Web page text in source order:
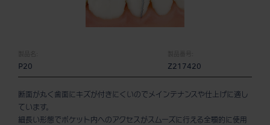
製品名:
P20
製品番号:
Z217420
断面が丸く歯面にキズが付きにくいのでメインテナンスや仕上げに適し
ています。
細長い形態でポケット内へのアクセスがスムーズに行える全顎的に使用